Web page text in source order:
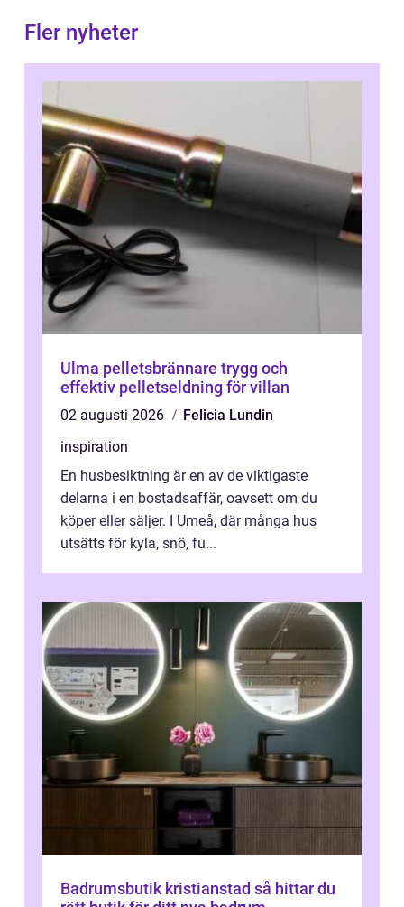
Fler nyheter
Ulma pelletsbrännare trygg och
effektiv pelletseldning för villan
02 augusti 2026
Felicia Lundin
inspiration
En husbesiktning är en av de viktigaste
delarna i en bostadsaffär, oavsett om du
köper eller säljer. I Umeå, där många hus
utsätts för kyla, snö, fu...
Badrumsbutik kristianstad så hittar du